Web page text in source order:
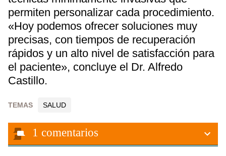
permiten personalizar cada procedimiento.
«Hoy podemos ofrecer soluciones muy
precisas, con tiempos de recuperación
rápidos y un alto nivel de satisfacción para
el paciente», concluye el Dr. Alfredo
Castillo.
TEMAS SALUD
1 comentarios